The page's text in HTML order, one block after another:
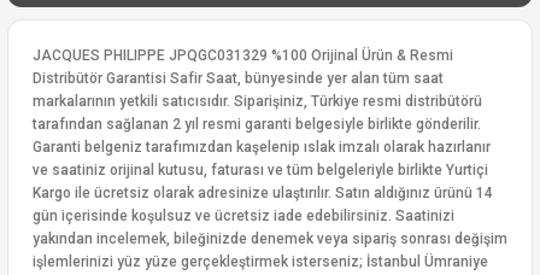
JACQUES PHILIPPE JPQGC031329 %100 Orijinal Ürün & Resmi
Distribütör Garantisi Safir Saat, bünyesinde yer alan tüm saat
markalarının yetkili satıcısıdır. Siparişiniz, Türkiye resmi distribütörü
tarafından sağlanan 2 yıl resmi garanti belgesiyle birlikte gönderilir.
Garanti belgeniz tarafımızdan kaşelenip ıslak imzalı olarak hazırlanır
ve saatiniz orijinal kutusu, faturası ve tüm belgeleriyle birlikte Yurtiçi
Kargo ile ücretsiz olarak adresinize ulaştırılır. Satın aldığınız ürünü 14
gün içerisinde koşulsuz ve ücretsiz iade edebilirsiniz. Saatinizi
yakından incelemek, bileğinizde denemek veya sipariş sonrası değişim
işlemlerinizi yüz yüze gerçekleştirmek isterseniz; İstanbul Ümraniye